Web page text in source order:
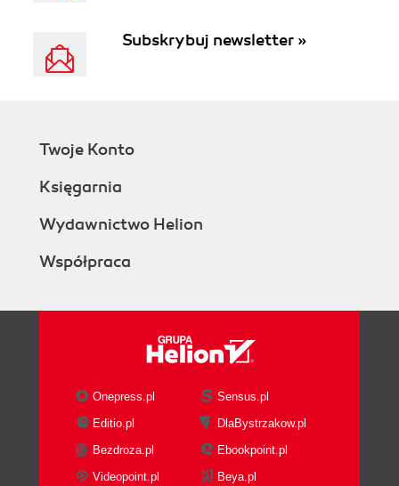
Subskrybuj newsletter »
Twoje Konto
Księgarnia
Wydawnictwo Helion
Współpraca
Onepress.pl
Sensus.pl
Editio.pl
DlaBystrzakow.pl
Bezdroza.pl
Ebookpoint.pl
Videopoint.pl
Beya.pl